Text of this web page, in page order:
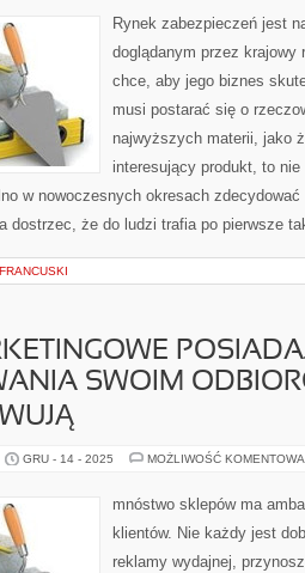
Rynek zabezpieczeń jest
doglądanym przez
chce, aby jego biznes
musi postarać się o
najwyższych materii, jako
interesujący produkt, to nie
w nowoczesnych okresach
dostrzec, że do ludzi trafia po pierwsze
SWOIM
GRU - 14 - 2025 MOŻLIWOŚĆ
mnóstwo sklepów ma
klientów. Nie każdy jest
reklamy wydajnej,